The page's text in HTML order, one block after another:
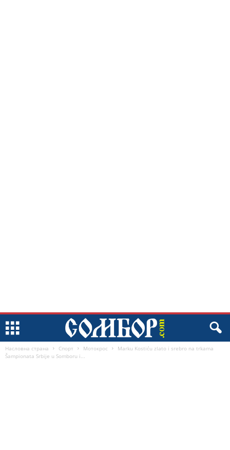
Насловна страна Спорт Мотокрос
Marku Kostiću zlato i srebro na trkama
Šampionata Srbije u Somboru i...